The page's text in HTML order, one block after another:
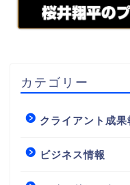
カテゴリー
クライアント成果
ビジネス情報